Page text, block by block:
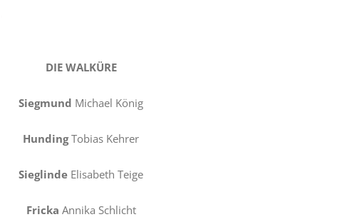
DIE WALKÜRE
Siegmund Michael König
HundingTobias Kehrer
Sieglinde Elisabeth Teige
Fricka Annika Schlicht